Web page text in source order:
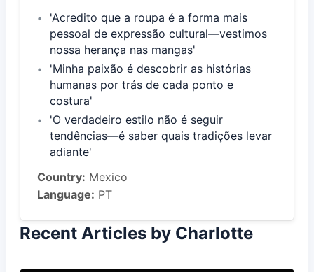
'Acredito que a roupa é a forma mais
pessoal de expressão cultural—vestimos
nossa herança nas mangas'
'Minha paixão é descobrir as histórias
humanas por trás de cada ponto e
costura'
'O verdadeiro estilo não é seguir
tendências—é saber quais tradições levar
adiante'
Country: Mexico
Language: PT
Recent Articles by Charlotte